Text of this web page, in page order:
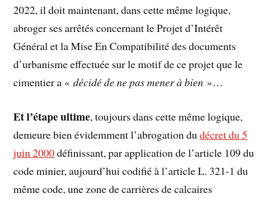
2022, il doit maintenant, dans cette même logique,
abroger ses arrêtés concernant le Projet d’Intérêt
Général et la Mise En Compatibilité des documents
d’urbanisme effectuée sur le motif de ce projet que le
cimentier a «décidé de ne pas mener à bien »…
Et l’étape ultime, toujours dans cette même logique,
demeure bien évidemment l’abrogation dudécret du 5
juin 2000définissant, par application de l’article 109 du
code minier, aujourd’hui codifié à l’article L. 321-1 du
même code, une zone de carrières de calcaires